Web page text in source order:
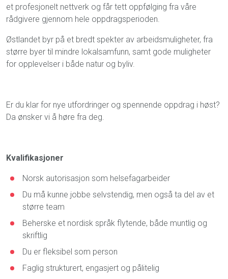
et profesjonelt nettverk og får tett oppfølging fra våre
rådgivere gjennom hele oppdragsperioden.
Østlandet byr på et bredt spekter av arbeidsmuligheter, fra
større byer til mindre lokalsamfunn, samt gode muligheter
for opplevelser i både natur og byliv.
Er du klar for nye utfordringer og spennende oppdrag i høst?
Da ønsker vi å høre fra deg.
Kvalifikasjoner
Norsk autorisasjon som helsefagarbeider
Du må kunne jobbe selvstendig, men også ta del av et
større team
Beherske et nordisk språk flytende, både muntlig og
skriftlig
Du er fleksibel som person
Faglig strukturert, engasjert og pålitelig